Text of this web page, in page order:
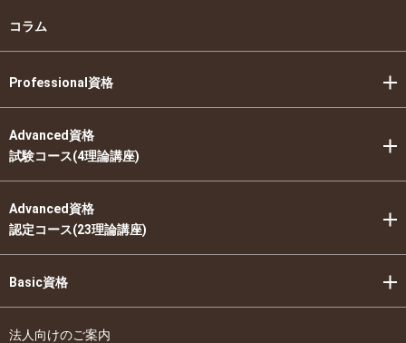
コラム
Professional資格
Advanced資格
試験コース(4理論講座)
Advanced資格
認定コース(23理論講座)
Basic資格
法人向けのご案内